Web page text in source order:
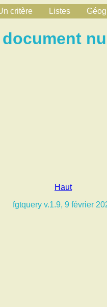
critère Listes
Haut
fgtquery v.1.9, 9 février